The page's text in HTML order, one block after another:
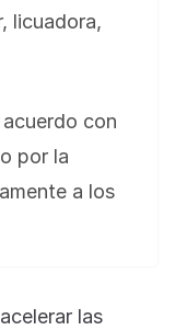
licuadora,
con
por la
a los
las